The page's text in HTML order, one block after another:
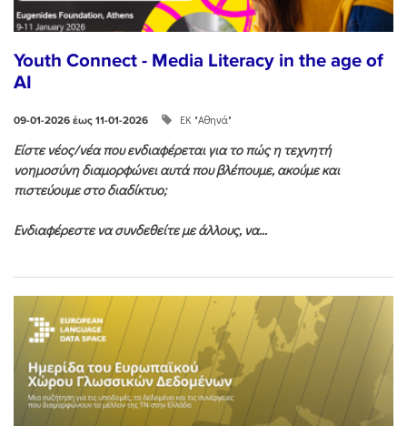
Youth Connect - Media Literacy in the age of
AI
09-01-2026 έως 11-01-2026 ΕΚ "Αθηνά"
Είστε νέος/νέα που ενδιαφέρεται για το πώς η τεχνητή
νοημοσύνη διαμορφώνει αυτά που βλέπουμε, ακούμε και
πιστεύουμε στο διαδίκτυο;
Ενδιαφέρεστε να συνδεθείτε με άλλους, να...